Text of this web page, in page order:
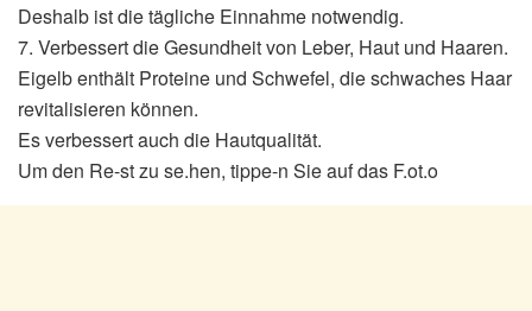
Deshalb ist die tägliche Einnahme notwendig.
7. Verbessert die Gesundheit von Leber, Haut und Haaren.
Eigelb enthält Proteine ​​und Schwefel, die schwaches Haar
revitalisieren können.
Es verbessert auch die Hautqualität.
Um den Re-st zu se.hen, tippe-n Sie auf das F.ot.o